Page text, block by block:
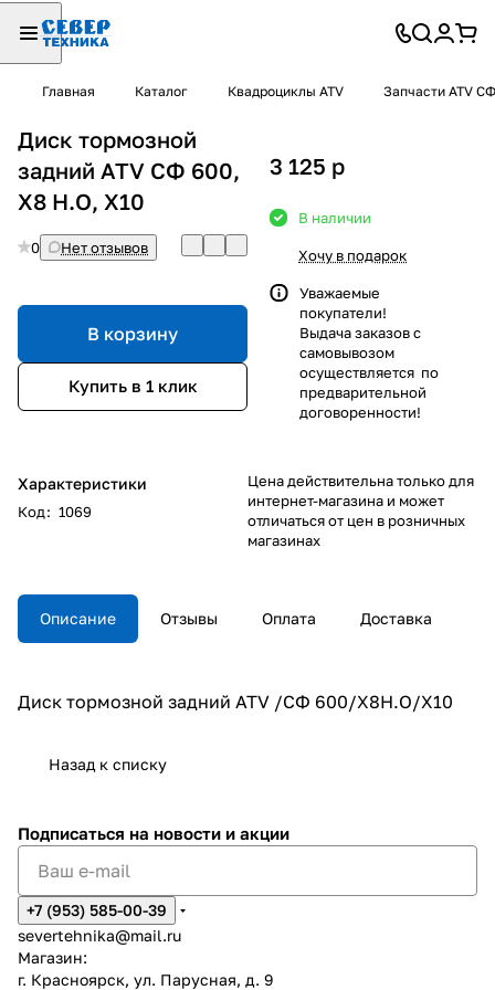
Главная Каталог Квадроциклы ATV Запчасти ATV СФ
Диск тормозной
задний ATV СФ 600,
X8 H.O, X10
0 Нет отзывов
В корзину
Купить в 1 клик
Характеристики
Код: 1069
3 125 p
В наличии
Хочу в подарок
Уважаемые
покупатели!
Выдача заказов с
самовывозом
осуществляется по
предварительной
договоренности!
Цена действительна только для
интернет-магазина и может
отличаться от цен в розничных
магазинах
Описание Отзывы Оплата Доставка
Диск тормозной задний ATV /СФ 600/X8H.O/X10
Назад к списку
Подписаться на новости и акции
+7 (953) 585-00-39
severtehnika@mail.ru
Магазин:
г. Красноярск, ул. Парусная, д. 9